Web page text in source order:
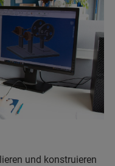
und konstruieren